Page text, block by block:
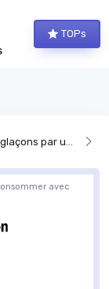
TOPs
par usage
avec